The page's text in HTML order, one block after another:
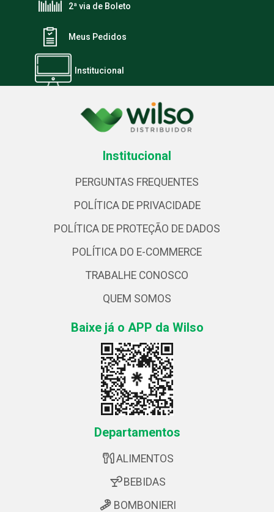
2ª via de Boleto
Meus Pedidos
Institucional
Institucional
PERGUNTAS FREQUENTES
POLÍTICA DE PRIVACIDADE
POLÍTICA DE PROTEÇÃO DE DADOS
POLÍTICA DO E-COMMERCE
TRABALHE CONOSCO
QUEM SOMOS
Baixe já o APP da Wilso
Departamentos
ALIMENTOS
BEBIDAS
BOMBONIERI